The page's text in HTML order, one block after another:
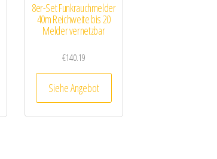
8er-Set Funkrauchmelder
40m Reichweite bis 20
Melder vernetzbar
€140.19
Siehe Angebot